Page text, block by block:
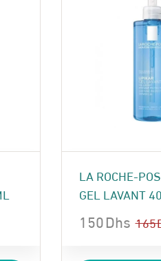
LA ROCHE-
GEL LAVANT
165
150Dhs